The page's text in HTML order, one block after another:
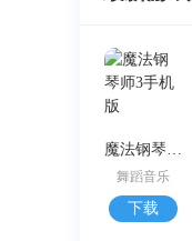
魔法钢琴师3手机版
舞蹈音乐
下载